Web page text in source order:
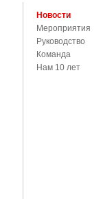
Новости
Мероприятия
Руководство
Команда
Нам 10 лет